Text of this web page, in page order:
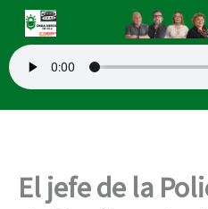
contenido
El jefe de la